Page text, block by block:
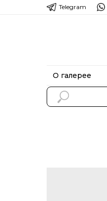
О галерее
Telegram
О галерее